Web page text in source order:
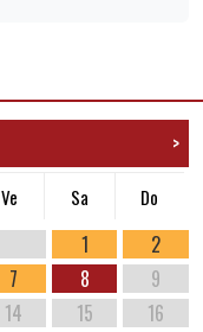
>
Ve Sa Do
1
2
7 8
9
14 15
16